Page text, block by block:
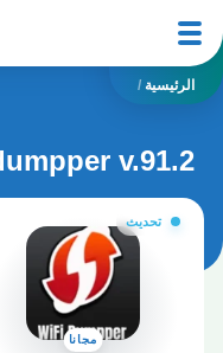
الرئيسية /
v.91.2
تحديث
مجانا